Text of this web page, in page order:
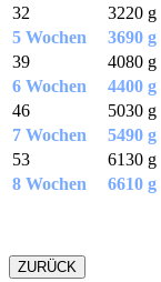
32
3220 g
5 Wochen
3690 g
39
4080 g
6 Wochen
4400 g
46
5030 g
7 Wochen
5490 g
53
6130 g
8 Wochen
6610 g
ZURÜCK